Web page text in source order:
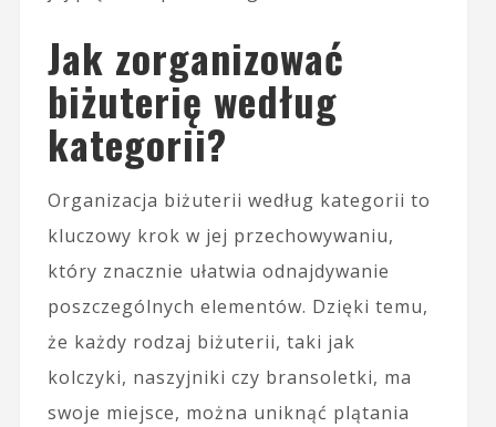
Jak zorganizować
biżuterię według
kategorii?
Organizacja biżuterii według kategorii to
kluczowy krok w jej przechowywaniu,
który znacznie ułatwia odnajdywanie
poszczególnych elementów. Dzięki temu,
że każdy rodzaj biżuterii, taki jak
kolczyki, naszyjniki czy bransoletki, ma
swoje miejsce, można uniknąć plątania